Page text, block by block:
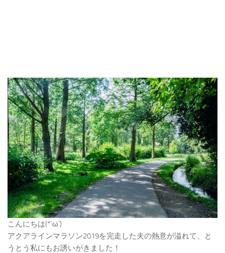
こんにちは(*´ω`)
アクアラインマラソン2019を完走した夫の熱意が溢れて、と
うとう私にもお誘いがきました！